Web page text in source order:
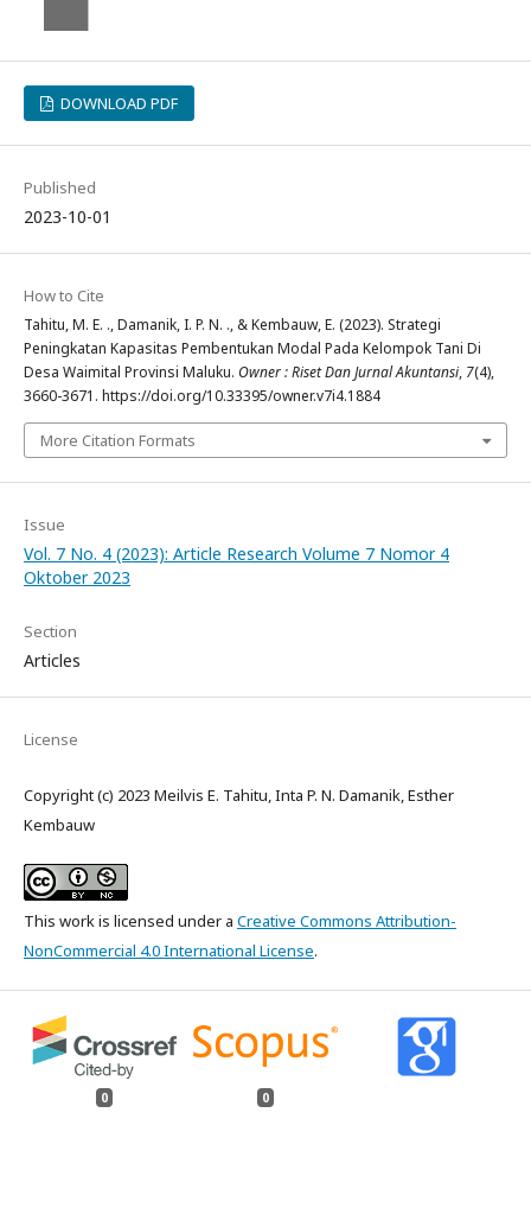
DOWNLOAD PDF
Published
2023-10-01
How to Cite
Tahitu, M. E. ., Damanik, I. P. N. ., & Kembauw, E. (2023). Strategi
Peningkatan Kapasitas Pembentukan Modal Pada Kelompok Tani Di
Desa Waimital Provinsi Maluku. Owner : Riset Dan Jurnal Akuntansi, 7(4),
3660-3671. https://doi.org/10.33395/owner.v7i4.1884
More Citation Formats
Issue
Vol. 7 No. 4 (2023): Article Research Volume 7 Nomor 4
Oktober 2023
Section
Articles
License
Copyright (c) 2023 Meilvis E. Tahitu, Inta P. N. Damanik, Esther
Kembauw
This work is licensed under a Creative Commons Attribution-
NonCommercial 4.0 International License.
0 0